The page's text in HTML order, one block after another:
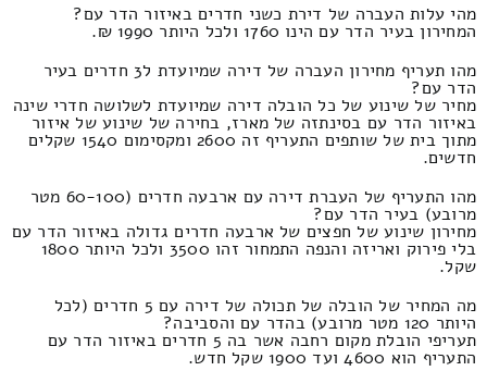
מהי עלות העברה של דירת כשני חדרים באיזור הדר עם?
המחירון בעיר הדר עם הינו 1760 ולכל היותר 1990 ₪.
מהו תעריף מחירון העברה של דירה שמיועדת ל3 חדרים בעיר
הדר עם?
מחיר של שינוע של כל הובלה דירה שמיועדת לשלושה חדרי שינה
באיזור הדר עם בסינתזה של מארז, בחירה של שינוע של איזור
מתוך בית של שותפים התעריף זה 2600 ומקסימום 1540 שקלים
חדשים.
מהו התעריף של העברת דירה עם ארבעה חדרים (60-100 מטר
מרובע) בעיר הדר עם?
מחירון שינוע של חפצים של ארבעה חדרים גדולה באיזור הדר עם
בלי פירוק ואריזה והנפה התמחור זהו 3500 ולכל היותר 1800
שקל.
מה המחיר של הובלה של תכולה של דירה עם 5 חדרים (לכל
היותר 120 מטר מרובע) בהדר עם והסביבה?
תעריפי הובלת מקום רחבה אשר בה 5 חדרים באיזור הדר עם
התעריף הוא 4600 ועד 1900 שקל חדש.